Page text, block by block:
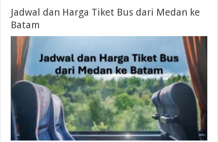
Jadwal dan Harga Tiket Bus dari Medan ke
Batam